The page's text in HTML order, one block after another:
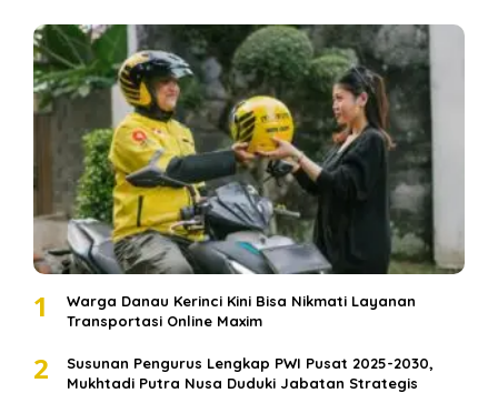
1
Warga Danau Kerinci Kini Bisa Nikmati Layanan
Transportasi Online Maxim
2
Susunan Pengurus Lengkap PWI Pusat 2025-2030,
Mukhtadi Putra Nusa Duduki Jabatan Strategis